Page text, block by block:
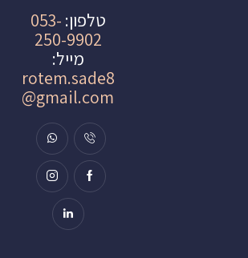
טלפון: 053-
250-9902
מייל:
rotem.sade8
@gmail.com